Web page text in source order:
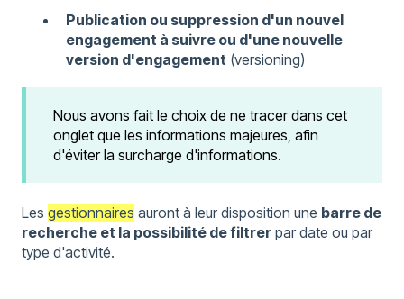
Publication ou suppression d'un nouvel
engagement à suivre ou d'une nouvelle
version d'engagement (versioning)
Nous avons fait le choix de ne tracer dans cet
onglet que les informations majeures, afin
d'éviter la surcharge d'informations.
Les gestionnaires auront à leur disposition une barre de
recherche et la possibilité de filtrer par date ou par
type d'activité.